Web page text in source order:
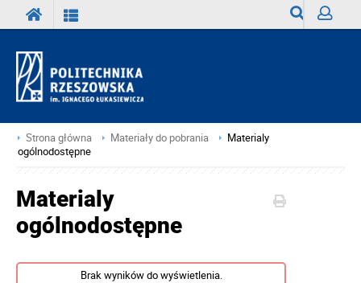
Strona główna Materiały do pobrania
Materialy
ogólnodostępne
Materialy
ogólnodostępne
Brak wyników do wyświetlenia.